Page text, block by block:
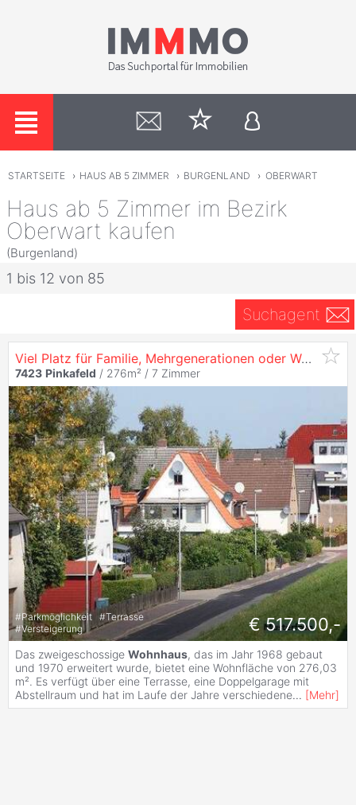
STARTSEITE › HAUS AB 5 ZIMMER › BURGENLAND › OBERWART
Haus ab 5 Zimmer im Bezirk
Oberwart kaufen
(Burgenland)
1 bis 12 von 85
Suchagent
Viel Platz für Familie, Mehrgenerationen oder Wohnen & Arbeiten
7423 Pinkafeld / 276m² / 7 Zimmer
#Parkmöglichkeit #Terrasse
#Versteigerung € 517.500,-
Das zweigeschossige Wohnhaus, das im Jahr 1968 gebaut
und 1970 erweitert wurde, bietet eine Wohnfläche von 276,03
m². Es verfügt über eine Terrasse, eine Doppelgarage mit
Abstellraum und hat im Laufe der Jahre verschiedene... [Mehr]